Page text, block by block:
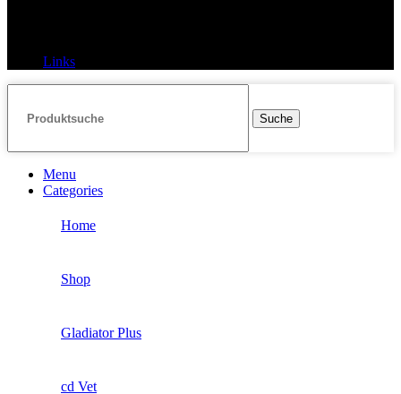
Links
Suche
Menu
Categories
Home
Shop
Gladiator Plus
cd Vet